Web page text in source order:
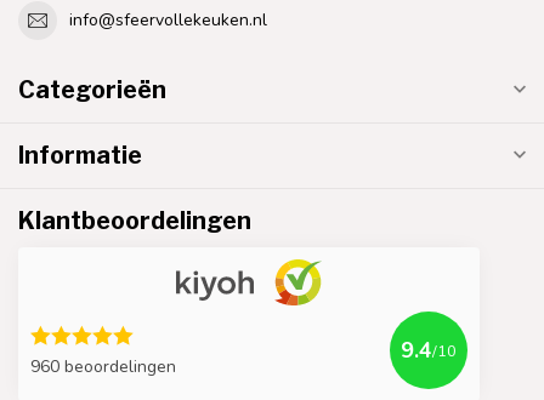
info@sfeervollekeuken.nl
Categorieën
Informatie
Klantbeoordelingen
960 beoordelingen
9.4/10